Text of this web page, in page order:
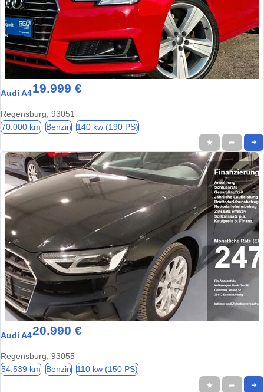
Audi A419.999 €
Regensburg, 93051
70.000 km Benzin 140 kw (190 PS)
★ ➦ ➜
Audi A420.990 €
Regensburg, 93055
54.539 km Benzin 110 kw (150 PS)
★ ➦ ➜